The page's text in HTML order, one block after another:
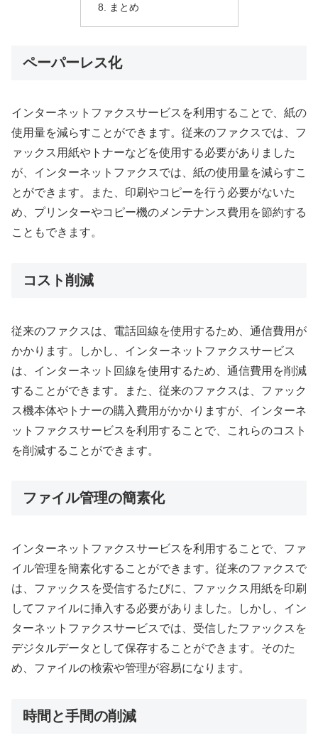
まとめ
ペーパーレス化
インターネットファクスサービスを利用することで、紙の
使用量を減らすことができます。従来のファクスでは、フ
ァックス用紙やトナーなどを使用する必要がありました
が、インターネットファクスでは、紙の使用量を減らすこ
とができます。また、印刷やコピーを行う必要がないた
め、プリンターやコピー機のメンテナンス費用を節約する
こともできます。
コスト削減
従来のファクスは、電話回線を使用するため、通信費用が
かかります。しかし、インターネットファクスサービス
は、インターネット回線を使用するため、通信費用を削減
することができます。また、従来のファクスは、ファック
ス機本体やトナーの購入費用がかかりますが、インターネ
ットファクスサービスを利用することで、これらのコスト
を削減することができます。
ファイル管理の簡素化
インターネットファクスサービスを利用することで、ファ
イル管理を簡素化することができます。従来のファクスで
は、ファックスを受信するたびに、ファックス用紙を印刷
してファイルに挿入する必要がありました。しかし、イン
ターネットファクスサービスでは、受信したファックスを
デジタルデータとして保存することができます。そのた
め、ファイルの検索や管理が容易になります。
時間と手間の削減